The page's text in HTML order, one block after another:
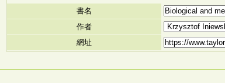
書名
作者
網址